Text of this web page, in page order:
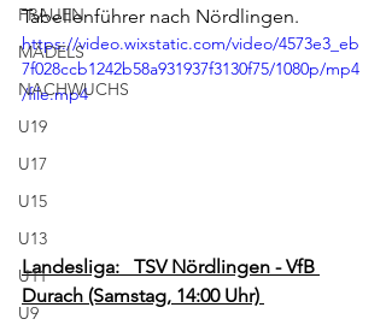
FRAUEN
MÄDELS
NACHWUCHS
U19
U17
U15
U13
U11
U9
Tabellenführer nach Nördlingen.
https://video.wixstatic.com/video/4573e3_eb
7f028ccb1242b58a931937f3130f75/1080p/mp4
/file.mp4
Landesliga:   TSV Nördlingen - VfB
Durach (Samstag, 14:00 Uhr)